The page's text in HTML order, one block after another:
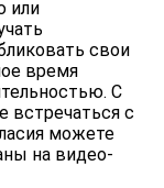
или
свои
время
С
встречаться с
можете
на видео-